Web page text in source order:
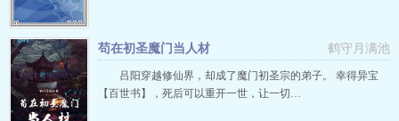
鹤守月满池
苟在初圣魔门当人材
吕阳穿越修仙界，却成了魔门初圣宗的弟子。 幸得异宝
【百世书】，死后可以重开一世，让一切…